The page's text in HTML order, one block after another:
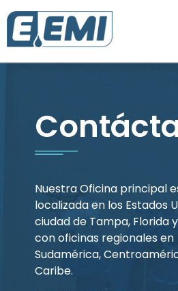
Nuestra Oficina principal
localizada en los Estados
ciudad de Tampa, Florida
con oficinas regionales en
Sudamérica,
Caribe.